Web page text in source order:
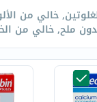
خالي من
ملح, خالي من